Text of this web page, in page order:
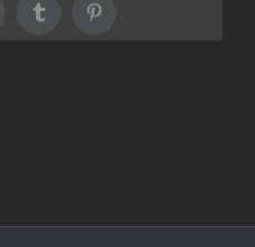
Twitter Tumblr